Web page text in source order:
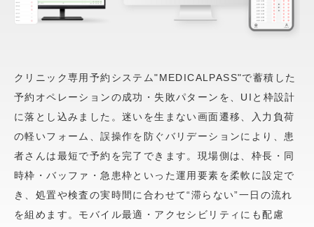
クリニック専用予約システム"MEDICALPASS"で蓄積した
予約オペレーションの成功・失敗パターンを、UIと枠設計
に落とし込みました。迷いを生まない画面遷移、入力負荷
の軽いフォーム、誤操作を防ぐバリデーションにより、患
者さんは最短で予約を完了できます。現場側は、枠長・同
時枠・バッファ・急患枠といった運用要素を柔軟に設定で
き、処置や検査の実時間に合わせて“滞らない”一日の流れ
を組めます。モバイル最適・アクセシビリティにも配慮